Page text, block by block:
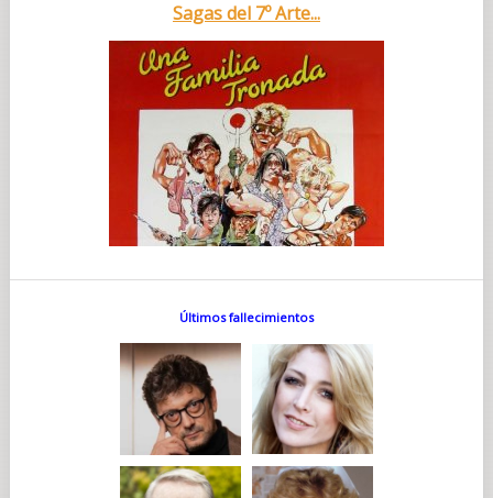
Sagas del 7º Arte...
Últimos fallecimientos